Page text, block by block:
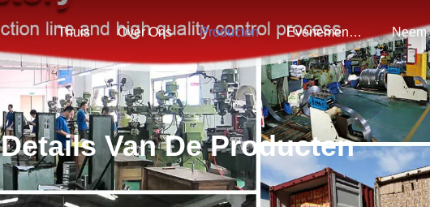
Thuis Over Ons Producten Evenementen
Details Van De Producten